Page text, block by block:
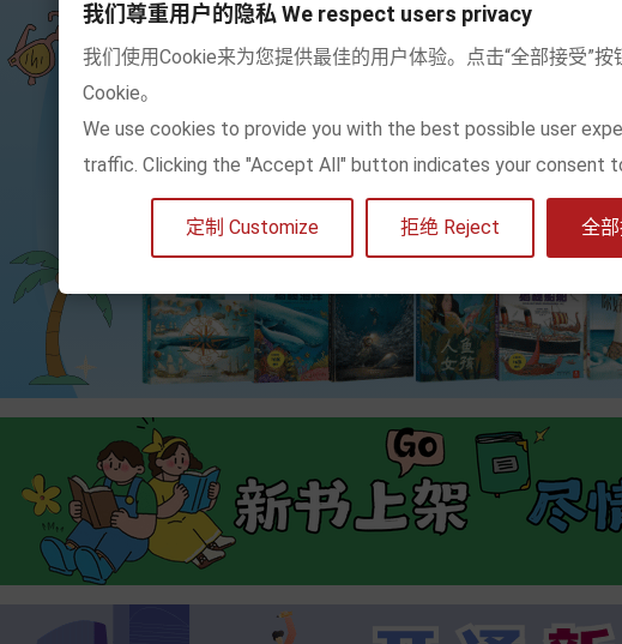
我们尊重用户的隐私 We respect users privacy
我们使用Cookie来为您提供最佳的用户体验。点击“全部接受”按
Cookie。
We use cookies to provide you with the best possible user
traffic. Clicking the "Accept All" button indicates your consent
定制 Customize 拒绝 Reject 全